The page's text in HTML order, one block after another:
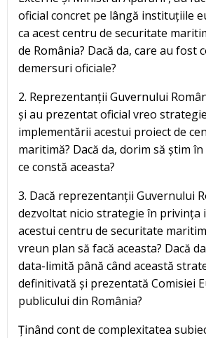
oficial concret pe lângă instituțiile
ca acest centru de securitate
de România? Dacă da, care au fost
demersuri oficiale?
2. Reprezentanții Guvernului
și au prezentat oficial vreo
implementării acestui proiect de
maritimă? Dacă da, dorim să știm
ce constă aceasta?
3. Dacă reprezentanții Guvernului
dezvoltat nicio strategie în privința
acestui centru de securitate
vreun plan să facă aceasta? Dacă
data-limită până când această
definitivată și prezentată Comisiei
publicului din România?
Ținând cont de complexitatea